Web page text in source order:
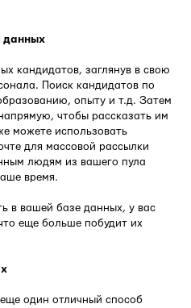
данных
кандидатов, заглянув в свою
Поиск кандидатов по
опыту и т.д. Затем
чтобы рассказать им
можете использовать
для массовой рассылки
людям из вашего пула
время.
в вашей базе данных, у вас
еще больше побудит их
один отличный способ